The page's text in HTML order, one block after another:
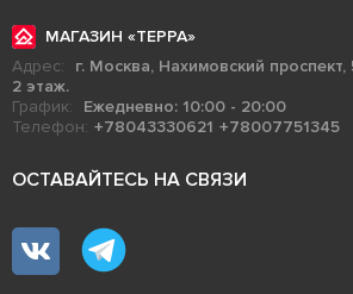
МАГАЗИН «ТЕРРА»
Адрес:
г. Москва, Нахимовский
2 этаж.
График:
Ежедневно: 10:00 - 20:00
Телефон: +78043330621 +78007751345
ОСТАВАЙТЕСЬ НА СВЯЗИ